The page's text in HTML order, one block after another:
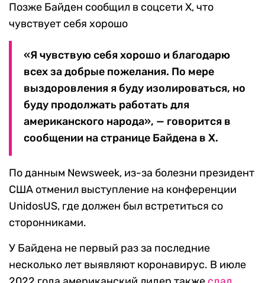
Позже Байден сообщил в соцсети X, что
чувствует себя хорошо
«Я чувствую себя хорошо и благодарю
всех за добрые пожелания. По мере
выздоровления я буду изолироваться, но
буду продолжать работать для
американского народа», — говорится в
сообщении на странице Байдена в X.
По данным Newsweek, из-за болезни президент
США отменил выступление на конференции
UnidosUS, где должен был встретиться со
сторонниками.
У Байдена не первый раз за последние
несколько лет выявляют коронавирус. В июле